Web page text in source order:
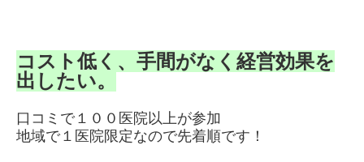
コスト低く、手間がなく経営効果を
出したい。
口コミで１００医院以上が参加
地域で１医院限定なので先着順です！